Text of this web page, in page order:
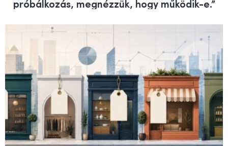
próbálkozás, megnézzük, hogy működik-e.”